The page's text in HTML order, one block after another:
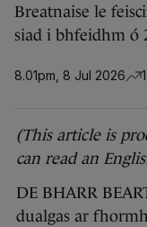
Breatnaise le
siad i bhfeidhm ó
8.01pm, 8 Jul 2026
(This article is
can read an
DE BHARR
dualgas ar